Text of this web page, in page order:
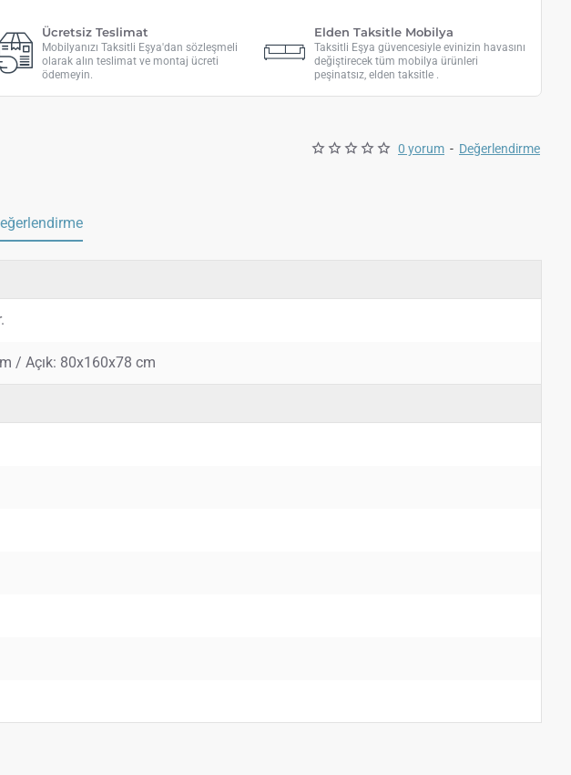
0 yorum - Değerlendirme
Ücretsiz Teslimat
Mobilyanızı Taksitli Eşya'dan sözleşmeli
olarak alın teslimat ve montaj ücreti
ödemeyin.
Elden Taksitle Mobilya
Taksitli Eşya güvencesiyle evinizin havasını
değiştirecek tüm mobilya ürünleri
peşinatsız, elden taksitle .
/ Açık: 80x160x78 cm